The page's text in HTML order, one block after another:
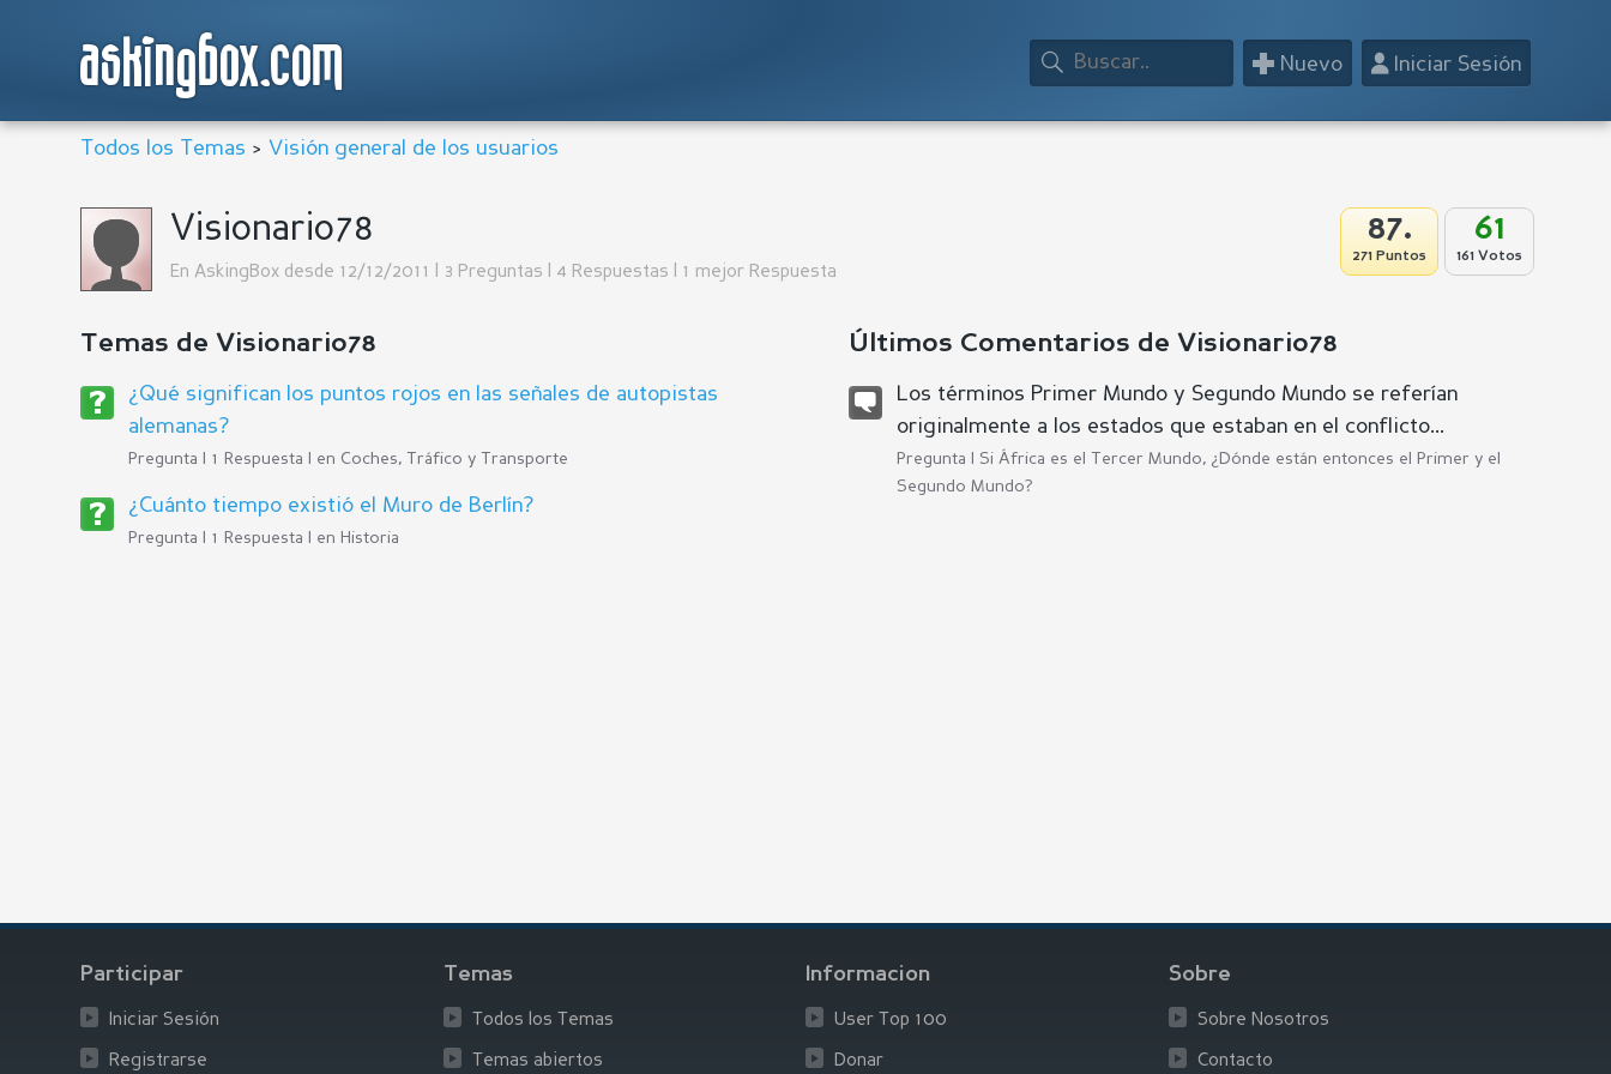
askingbox.com 👤Iniciar Sesión
+ Nuevo
Todos los Temas > Visión general de los usuarios
61
161 Votos
87.
271 Puntos
Visionario78
En AskingBox desde 12/12/2011 | 3 Preguntas | 4 Respuestas | 1 mejor Respuesta
Temas de Visionario78
¿Qué significan los puntos rojos en las señales de autopistas
alemanas?
Pregunta | 1 Respuesta | en Coches, Tráfico y Transporte
¿Cuánto tiempo existió el Muro de Berlín?
Pregunta | 1 Respuesta | en Historia
Últimos Comentarios de Visionario78
Los términos Primer Mundo y Segundo Mundo se referían
originalmente a los estados que estaban en el conflicto...
Pregunta | Si África es el Tercer Mundo, ¿Dónde están entonces el Primer y el
Segundo Mundo?
Participar
Iniciar Sesión
Registrarse
Temas
Todos los Temas
Temas abiertos
Informacion
User Top 100
Donar
Sobre
Sobre Nosotros
Contacto